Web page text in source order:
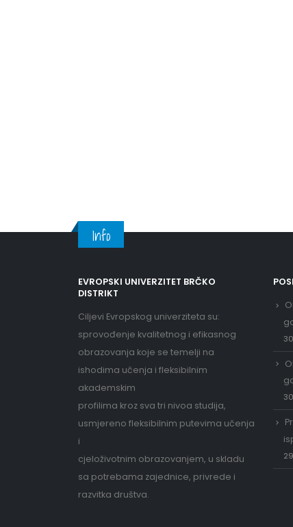
Info
EVROPSKI UNIVERZITET BRČKO
DISTRIKT
Ciljevi Evropskog univerziteta su:
sprovođenje kvalitetnog i efikasnog
obrazovanja koje se temelji na
ishodima učenja i fleksibilnim
akademskim
profilima kroz sva tri nivoa studija,
usmjereno fleksibilnim putevima učenja
i
cjeloživotnim obrazovanjem, u skladu
sa potrebama zajednice, privrede i
razvitka društva.